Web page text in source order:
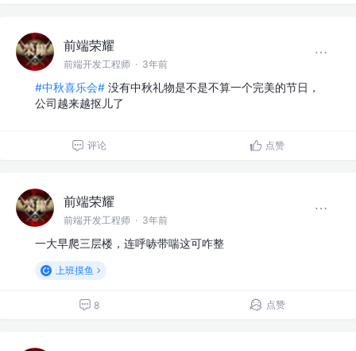
前端荣耀
前端开发工程师 · 3年前
#中秋喜乐会# 没有中秋礼物是不是不算一个完美的节日，
公司越来越抠儿了
评论 点赞
前端荣耀
前端开发工程师 · 3年前
一大早爬三层楼，连呼哧带喘这可咋整
上班摸鱼
8 点赞